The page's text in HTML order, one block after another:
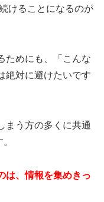
けることになるのが
ためにも、「こんな
絶対に避けたいです
まう方の多くに共通
は、情報を集めきっ